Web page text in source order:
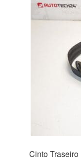
Cinto